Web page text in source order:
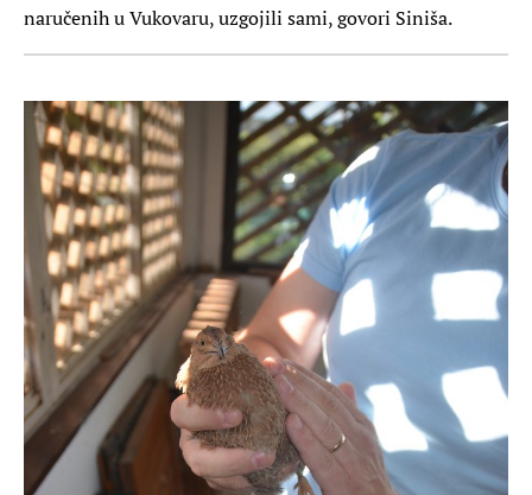
naručenih u Vukovaru, uzgojili sami, govori Siniša.